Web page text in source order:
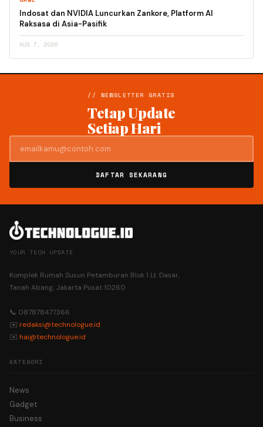
Indosat dan NVIDIA Luncurkan Zankore, Platform AI
Raksasa di Asia-Pasifik
AUG 7, 2026
// NEWSLETTER GRATIS
Tetap Update
Setiap Hari
DAFTAR SEKARANG
YOUR TECH UPDATE
Komplek Rumah Susun Petamburan Blok 1 Lt. Dasar,
Tanah Abang, Jakarta Pusat 10260
📞 087878477366
✉️ redaksi@technologue.id
✉️ hai@technologue.id
KATEGORI
News
Gadget
Business